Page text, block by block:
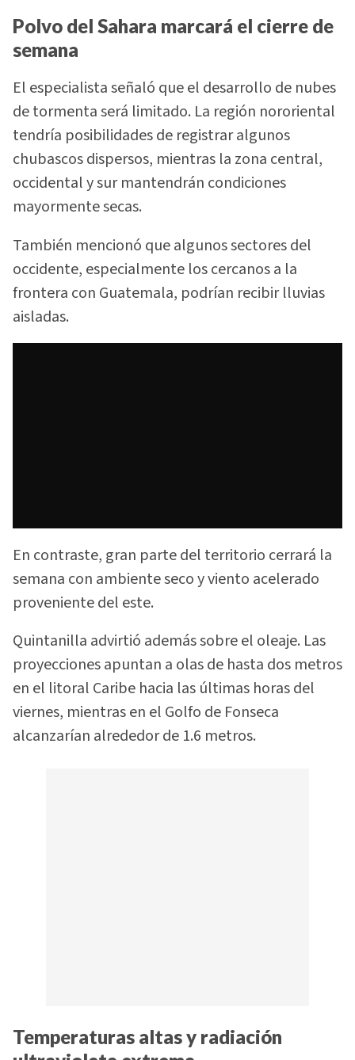
Polvo del Sahara marcará el cierre de
semana
El especialista señaló que el desarrollo de nubes
de tormenta será limitado. La región nororiental
tendría posibilidades de registrar algunos
chubascos dispersos, mientras la zona central,
occidental y sur mantendrán condiciones
mayormente secas.
También mencionó que algunos sectores del
occidente, especialmente los cercanos a la
frontera con Guatemala, podrían recibir lluvias
aisladas.
En contraste, gran parte del territorio cerrará la
semana con ambiente seco y viento acelerado
proveniente del este.
Quintanilla advirtió además sobre el oleaje. Las
proyecciones apuntan a olas de hasta dos metros
en el litoral Caribe hacia las últimas horas del
viernes, mientras en el Golfo de Fonseca
alcanzarían alrededor de 1.6 metros.
Temperaturas altas y radiación